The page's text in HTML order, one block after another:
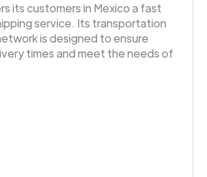
its customers in Mexico a fast
service. Its transportation
is designed to ensure
times and meet the needs of